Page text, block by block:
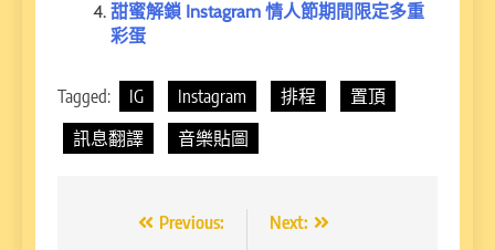
甜蜜解鎖 Instagram 情人節期間限定多重
彩蛋
Tagged: IG Instagram 排程
置頂
訊息翻譯
音樂貼圖
Previous:
Next: